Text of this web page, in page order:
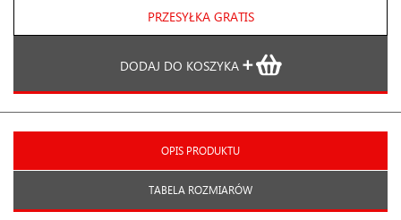
PRZESYŁKA GRATIS
DODAJ DO KOSZYKA
OPIS PRODUKTU
TABELA ROZMIARÓW